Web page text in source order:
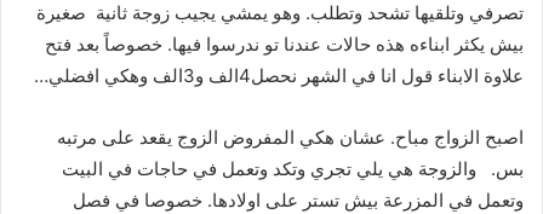
تصرفي وتلقيها تشحد وتطلب. وهو يمشي يجيب زوجة ثانية صغيرة
بيش يكثر ابناءه هذه حالات عندنا تو ندرسوا فيها. خصوصاً بعد فتح
علاوة الابناء قول انا في الشهر نحصل4الف و3الف وهكي افضلي…
اصبح الزواج مباح. عشان هكي المفروض الزوج يقعد على مرتبه
بس. والزوجة هي يلي تجري وتكد وتعمل في حاجات في البيت
وتعمل في المزرعة بيش تستر على اولادها. خصوصا في فصل